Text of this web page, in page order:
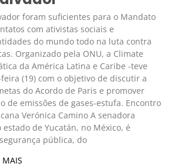
foram suficientes para o Mandato
com ativistas sociais e
do mundo todo na luta contra
Organizado pela ONU, a Climate
da América Latina e Caribe -teve
(19) com o objetivo de discutir a
do Acordo de Paris e promover
de emissões de gases-estufa. Encontro
Verónica Camino A senadora
de Yucatán, no México, é
pública, do
MAIS